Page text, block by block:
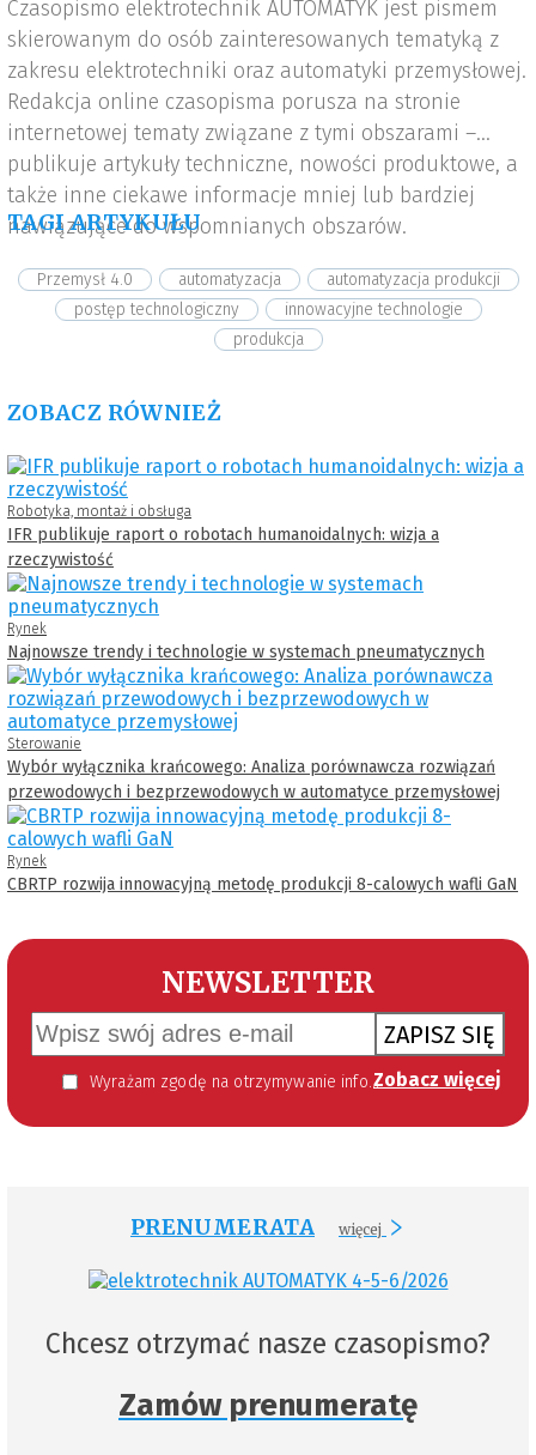
Czasopismo elektrotechnik AUTOMATYK jest pismem
skierowanym do osób zainteresowanych tematyką z
zakresu elektrotechniki oraz automatyki przemysłowej.
Redakcja online czasopisma porusza na stronie
internetowej tematy związane z tymi obszarami –
publikuje artykuły techniczne, nowości produktowe, a
także inne ciekawe informacje mniej lub bardziej
nawiązujące do wspomnianych obszarów.
TAGI ARTYKUŁU
Przemysł 4.0 automatyzacja
automatyzacja produkcji
postęp technologiczny
innowacyjne technologie
produkcja
ZOBACZ RÓWNIEŻ
Robotyka, montaż i obsługa
IFR publikuje raport o robotach humanoidalnych: wizja a
rzeczywistość
Rynek
Najnowsze trendy i technologie w systemach pneumatycznych
Sterowanie
Wybór wyłącznika krańcowego: Analiza porównawcza rozwiązań
przewodowych i bezprzewodowych w automatyce przemysłowej
Rynek
CBRTP rozwija innowacyjną metodę produkcji 8-calowych wafli GaN
NEWSLETTER
ZAPISZ SIĘ
Wyrażam zgodę na otrzymywanie informacji handlowej kierowanej do mnie za pomocą środków komunikacji elektronicznej w szczególności poczty elektronicznej zgodnie z przepisem art. 10 ust 2 ustawy z dnia 18 lipca 2002 roku o świadczeniu usług drogą elektroniczną (Dz. U. 144 z 2002 r. poz. 1204). Zgoda jest dobrowolna, jednak jej wyrażenie jest konieczne, aby otrzymywać newsletter. Zobacz więcej
PRENUMERATA więcej
Chcesz otrzymać nasze czasopismo?
Zamów prenumeratę